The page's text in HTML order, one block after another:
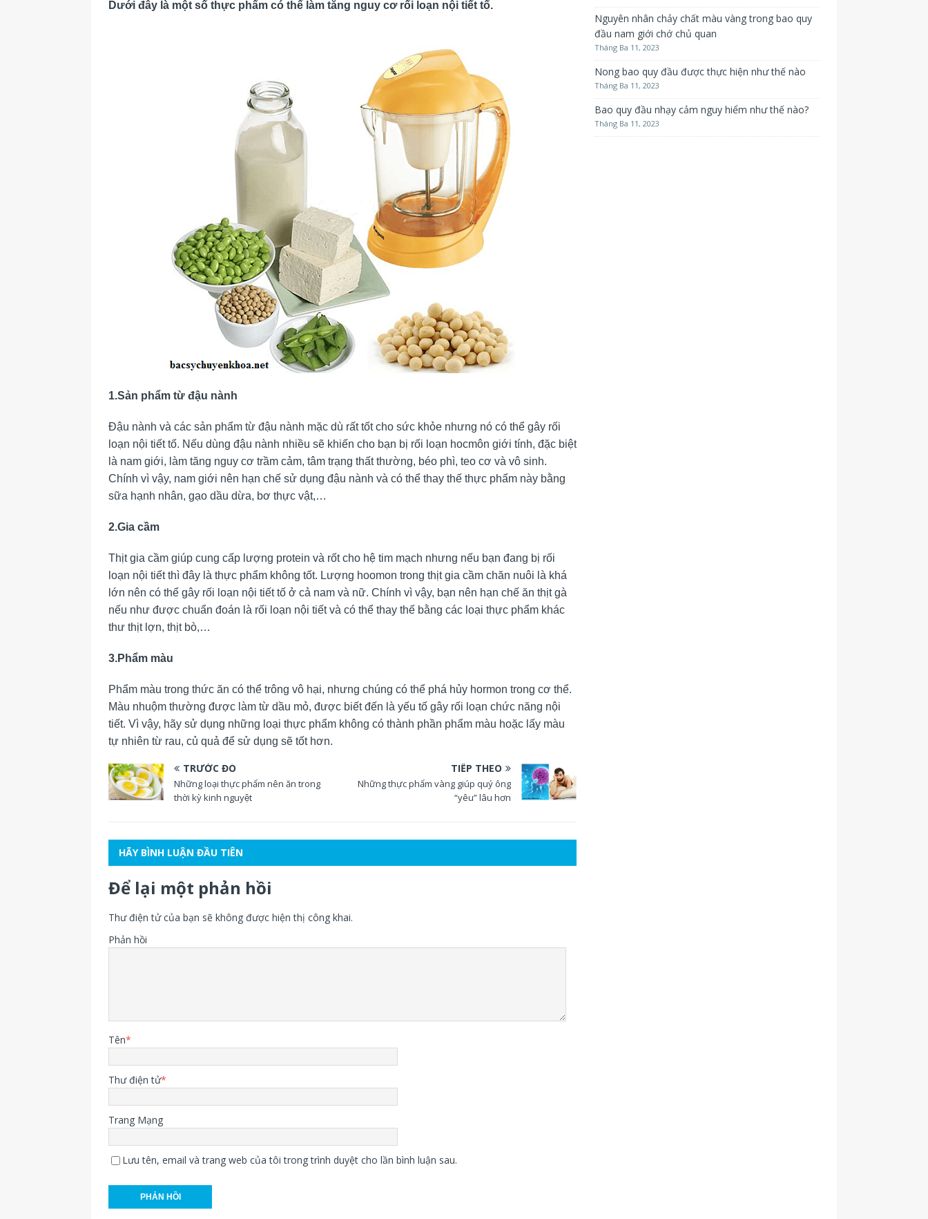
Dưới đây là một số thực phẩm có thể làm tăng nguy cơ rối loạn nội tiết tố.
1.Sản phẩm từ đậu nành
Đậu nành và các sản phẩm từ đậu nành mặc dù rất tốt cho sức khỏe nhưng nó có thể gây rối
loạn nội tiết tố. Nếu dùng đậu nành nhiều sẽ khiến cho bạn bị rối loạn hocmôn giới tính, đặc biệt
là nam giới, làm tăng nguy cơ trầm cảm, tâm trạng thất thường, béo phì, teo cơ và vô sinh.
Chính vì vậy, nam giới nên hạn chế sử dụng đậu nành và có thể thay thế thực phẩm này bằng
sữa hạnh nhân, gạo dầu dừa, bơ thực vật,…
2.Gia cầm
Thịt gia cầm giúp cung cấp lượng protein và rốt cho hệ tim mạch nhưng nếu bạn đang bị rối
loạn nội tiết thì đây là thực phẩm không tốt. Lượng hoomon trong thịt gia cầm chăn nuôi là khá
lớn nên có thể gây rối loạn nội tiết tố ở cả nam và nữ. Chính vì vậy, bạn nên hạn chế ăn thịt gà
nếu như được chuẩn đoán là rối loạn nội tiết và có thể thay thế bằng các loại thực phẩm khác
thư thịt lợn, thịt bò,…
3.Phẩm màu
Phẩm màu trong thức ăn có thể trông vô hại, nhưng chúng có thể phá hủy hormon trong cơ thể.
Màu nhuộm thường được làm từ dầu mỏ, được biết đến là yếu tố gây rối loạn chức năng nội
tiết. Vì vậy, hãy sử dụng những loại thực phẩm không có thành phần phẩm màu hoặc lấy màu
tự nhiên từ rau, củ quả để sử dụng sẽ tốt hơn.
TRƯỚC ĐÓ
Những loại thực phẩm nên ăn trong
thời kỳ kinh nguyệt
TIẾP THEO
Những thực phẩm vàng giúp quý ông
“yêu” lâu hơn
HÃY BÌNH LUẬN ĐẦU TIÊN
Để lại một phản hồi
Thư điện tử của bạn sẽ không được hiện thị công khai.
Phản hồi
Tên*
Thư điện tử*
Trang Mạng
Lưu tên, email và trang web của tôi trong trình duyệt cho lần bình luận sau.
Nguyên nhân chảy chất màu vàng trong bao quy
đầu nam giới chớ chủ quan
Tháng Ba 11, 2023
Nong bao quy đầu được thực hiện như thế nào
Tháng Ba 11, 2023
Bao quy đầu nhạy cảm nguy hiểm như thế nào?
Tháng Ba 11, 2023